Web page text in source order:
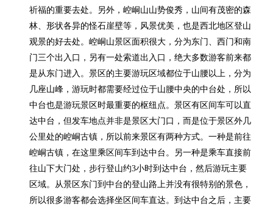
祈福的重要去处。另外，崆峒山山势俊秀，山间有茂密的森
林、形状各异的怪石崖壁等，风景优美，也是西北地区登山
观景的好去处。崆峒山景区面积很大，分为东门、西门和南
门三个出入口，另有一处索道出入口，绝大多数游客前来都
是从东门进入。景区的主要游玩区域都位于山腰以上，分为
几座山峰，游玩时都需要经过位于山腰中央的中台处，所以
中台也是游玩景区时最重要的枢纽点。景区有区间车可以直
达中台，但发车地点并非是景区大门口，而是位于景区外几
公里处的崆峒古镇，所以前来景区有两种方式。一种是前往
崆峒古镇，在这里乘区间车到达中台。另一种是乘车直接前
往山下大门处，步行登山约3小时到达中台，然后游玩主要
区域。从景区东门到中台的登山路上并没有很特别的景色，
所以很多游客都会选择坐区间车直达。到达中台之后，主要